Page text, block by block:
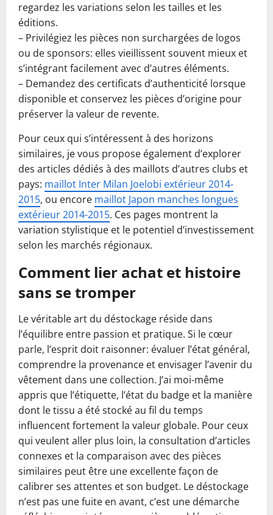
regardez les variations selon les tailles et les
éditions.
– Privilégiez les pièces non surchargées de logos
ou de sponsors: elles vieillissent souvent mieux et
s’intégrant facilement avec d’autres éléments.
– Demandez des certificats d’authenticité lorsque
disponible et conservez les pièces d’origine pour
préserver la valeur de revente.
Pour ceux qui s’intéressent à des horizons
similaires, je vous propose également d’explorer
des articles dédiés à des maillots d’autres clubs et
pays: maillot Inter Milan Joelobi extérieur 2014-
2015, ou encore maillot Japon manches longues
extérieur 2014-2015. Ces pages montrent la
variation stylistique et le potentiel d’investissement
selon les marchés régionaux.
Comment lier achat et histoire
sans se tromper
Le véritable art du déstockage réside dans
l’équilibre entre passion et pratique. Si le cœur
parle, l’esprit doit raisonner: évaluer l’état général,
comprendre la provenance et envisager l’avenir du
vêtement dans une collection. J’ai moi-même
appris que l’étiquette, l’état du badge et la manière
dont le tissu a été stocké au fil du temps
influencent fortement la valeur globale. Pour ceux
qui veulent aller plus loin, la consultation d’articles
connexes et la comparaison avec des pièces
similaires peut être une excellente façon de
calibrer ses attentes et son budget. Le déstockage
n’est pas une fuite en avant, c’est une démarche